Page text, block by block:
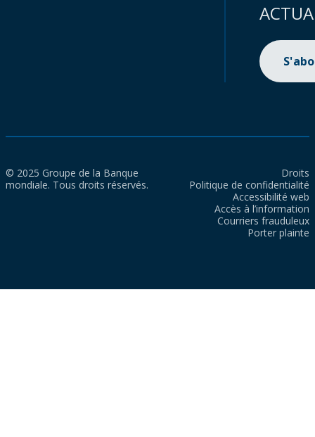
© 2025 Groupe de la Banque
mondiale. Tous droits réservés.
Droits
Politique de confidentialité
Accessibilité web
Accès à l’information
Courriers frauduleux
Porter plainte